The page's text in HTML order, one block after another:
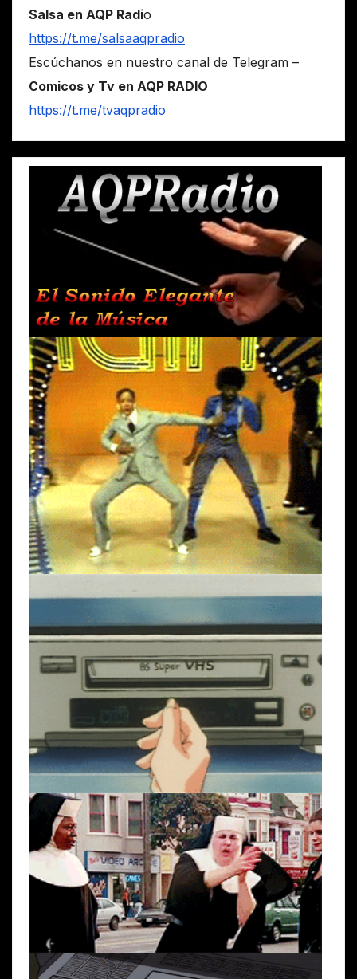
Salsa en AQP Radio
https://t.me/salsaaqpradio
Escúchanos en nuestro canal de Telegram –
Comicos y Tv en AQP RADIO
https://t.me/tvaqpradio